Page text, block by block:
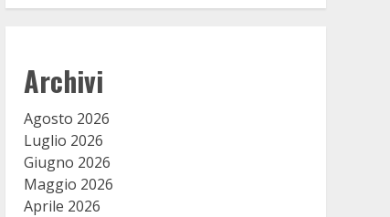
Archivi
Agosto 2026
Luglio 2026
Giugno 2026
Maggio 2026
Aprile 2026